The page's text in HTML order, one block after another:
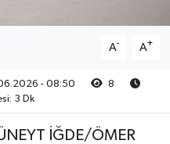
A- A+
- 08:50
8
3 Dk
İĞDE/ÖMER